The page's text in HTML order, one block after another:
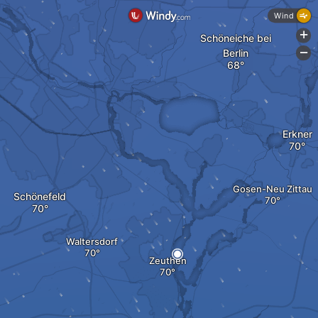
Zeuthen
Waltersdorf
Schöneiche bei
Berlin
Schönefeld
Gosen-Neu Zittau
Erkner
Wind
+
-